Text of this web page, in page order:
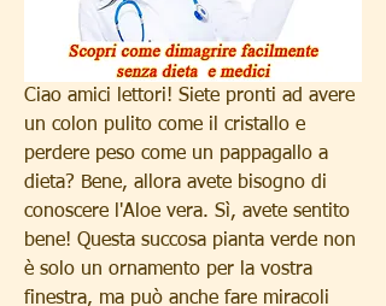
Ciao amici lettori! Siete pronti ad avere
un colon pulito come il cristallo e
perdere peso come un pappagallo a
dieta? Bene, allora avete bisogno di
conoscere l'Aloe vera. Sì, avete sentito
bene! Questa succosa pianta verde non
è solo un ornamento per la vostra
finestra, ma può anche fare miracoli